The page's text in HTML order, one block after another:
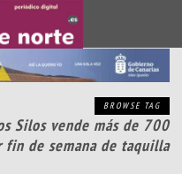
BROWSE TAG
Silos vende más de 700
fin de semana de taquilla